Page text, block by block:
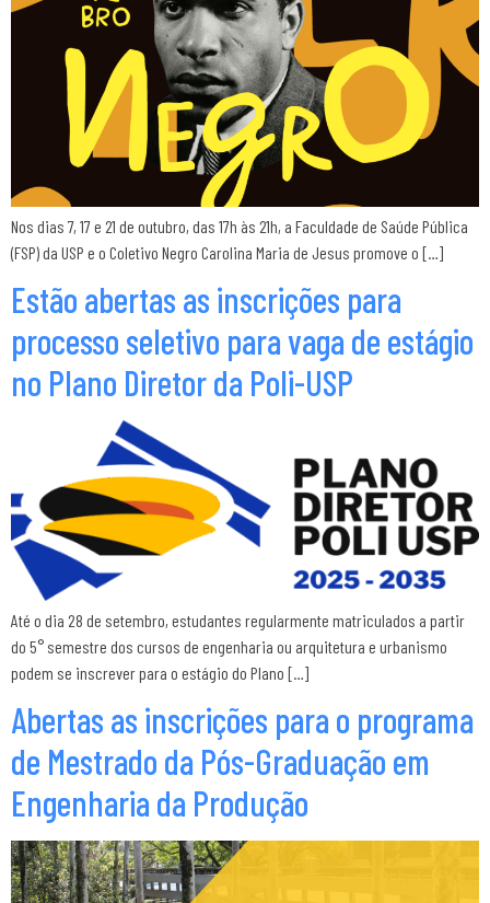
Nos dias 7, 17 e 21 de outubro, das 17h às 21h, a Faculdade de Saúde Pública
(FSP) da USP e o Coletivo Negro Carolina Maria de Jesus promove o […]
Estão abertas as inscrições para
processo seletivo para vaga de estágio
no Plano Diretor da Poli-USP
Até o dia 28 de setembro, estudantes regularmente matriculados a partir
do 5° semestre dos cursos de engenharia ou arquitetura e urbanismo
podem se inscrever para o estágio do Plano […]
Abertas as inscrições para o programa
de Mestrado da Pós-Graduação em
Engenharia da Produção